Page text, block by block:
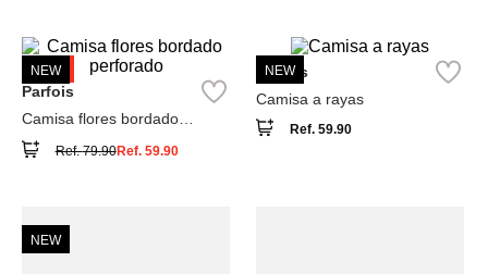
-25 %
NEW
Parfois
Camisa flores bordado
perforado
Ref.79.90Ref. 59.90
NEW
Parfois
Camisa a rayas
Ref. 59.90
NEW